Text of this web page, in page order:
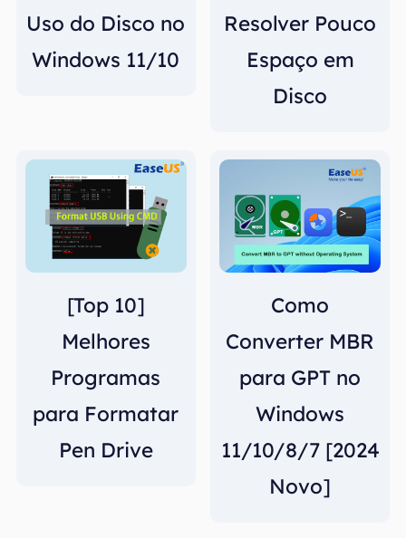
Uso do Disco no
Windows 11/10
Resolver Pouco
Espaço em
Disco
[Top 10]
Melhores
Programas
para Formatar
Pen Drive
Como
Converter MBR
para GPT no
Windows
11/10/8/7 [2024
Novo]